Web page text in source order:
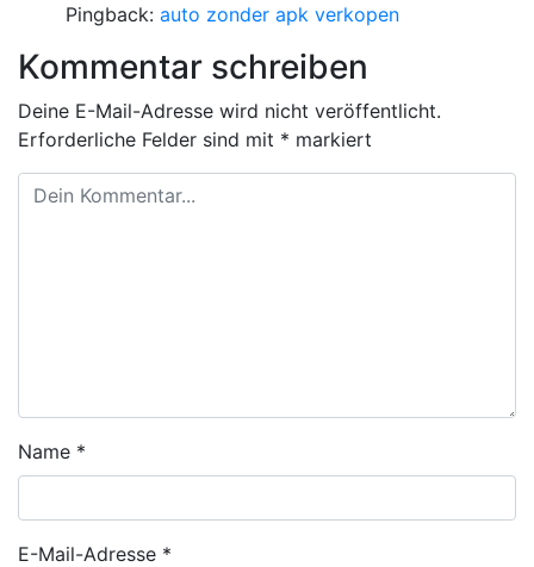
Pingback: auto zonder apk verkopen
Kommentar schreiben
Deine E-Mail-Adresse wird nicht veröffentlicht.
Erforderliche Felder sind mit * markiert
Name *
E-Mail-Adresse *